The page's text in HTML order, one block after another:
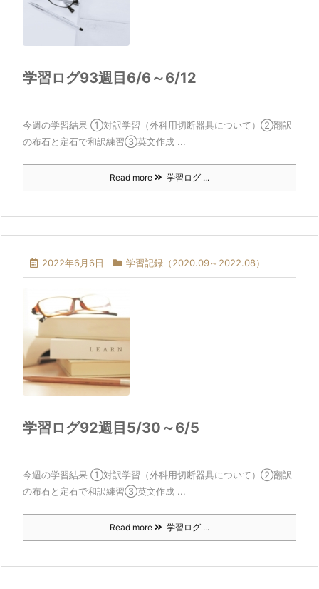
学習ログ93週目6/6～6/12
今週の学習結果 ①対訳学習（外科用切断器具について）②翻訳
の布石と定石で和訳練習③英文作成 ...
Read more 学習ログ ...
2022年6月6日 学習記録（2020.09～2022.08）
学習ログ92週目5/30～6/5
今週の学習結果 ①対訳学習（外科用切断器具について）②翻訳
の布石と定石で和訳練習③英文作成 ...
Read more 学習ログ ...